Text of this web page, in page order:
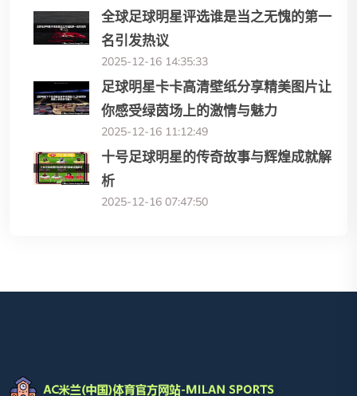
全球足球明星评选谁是当之无愧的第一
名引发热议
2025-12-16 14:35:33
足球明星卡卡高清壁纸分享精美图片让
你感受绿茵场上的激情与魅力
2025-12-16 11:12:49
十号足球明星的传奇故事与辉煌成就解
析
2025-12-16 07:47:50